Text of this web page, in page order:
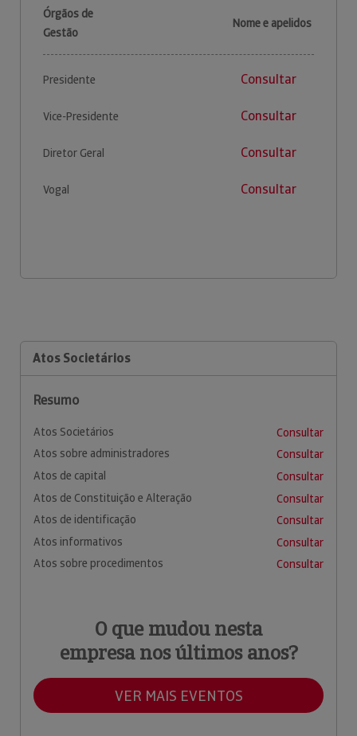
Órgãos de
Gestão
Nome e apelidos
Presidente Consultar
Vice-Presidente Consultar
Diretor Geral Consultar
Vogal Consultar
Atos Societários
Resumo
Atos Societários
Consultar
Atos sobre administradores
Consultar
Atos de capital
Consultar
Atos de Constituição e Alteração
Consultar
Atos de identificação
Consultar
Atos informativos
Consultar
Atos sobre procedimentos
Consultar
O que mudou nesta
empresa nos últimos anos?
VER MAIS EVENTOS